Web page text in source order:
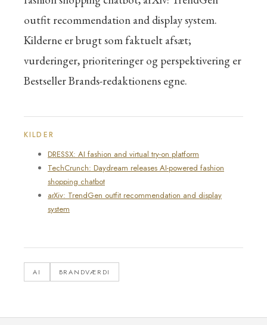
outfit recommendation and display system.
Kilderne er brugt som faktuelt afsæt;
vurderinger, prioriteringer og perspektivering er
Bestseller Brands-redaktionens egne.
KILDER
DRESSX: AI fashion and virtual try-on platform
TechCrunch: Daydream releases AI-powered fashion
shopping chatbot
arXiv: TrendGen outfit recommendation and display
system
AI BRANDVÆRDI